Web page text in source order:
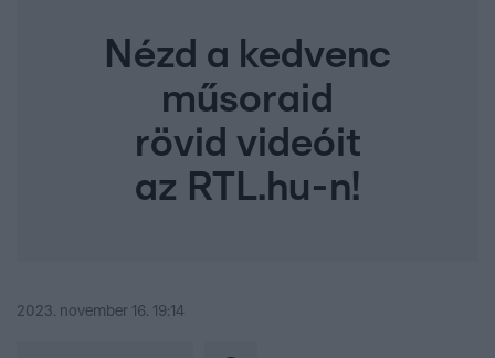
Nézd a kedvenc
műsoraid
rövid videóit
az RTL.hu-n!
2023. november 16. 19:14